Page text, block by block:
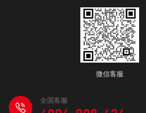
微信客服
全国客服